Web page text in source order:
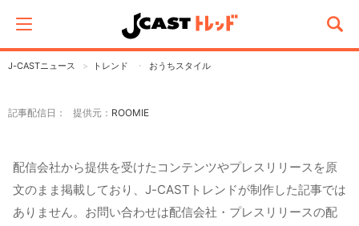
J-CASTニュース トレンド おうちスタイル
記事配信日： 提供元： ROOMIE
配信会社から提供を受けたコンテンツやプレスリリースを原
文のまま掲載しており、J-CASTトレンドが制作した記事では
ありません。お問い合わせは配信会社・プレスリリースの配